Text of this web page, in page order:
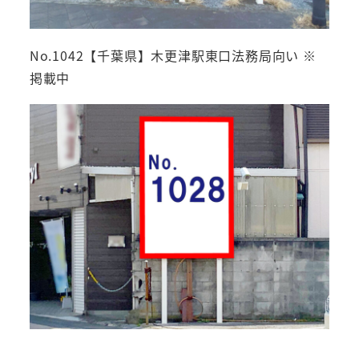
No.1042【千葉県】木更津駅東口法務局向い ※
掲載中